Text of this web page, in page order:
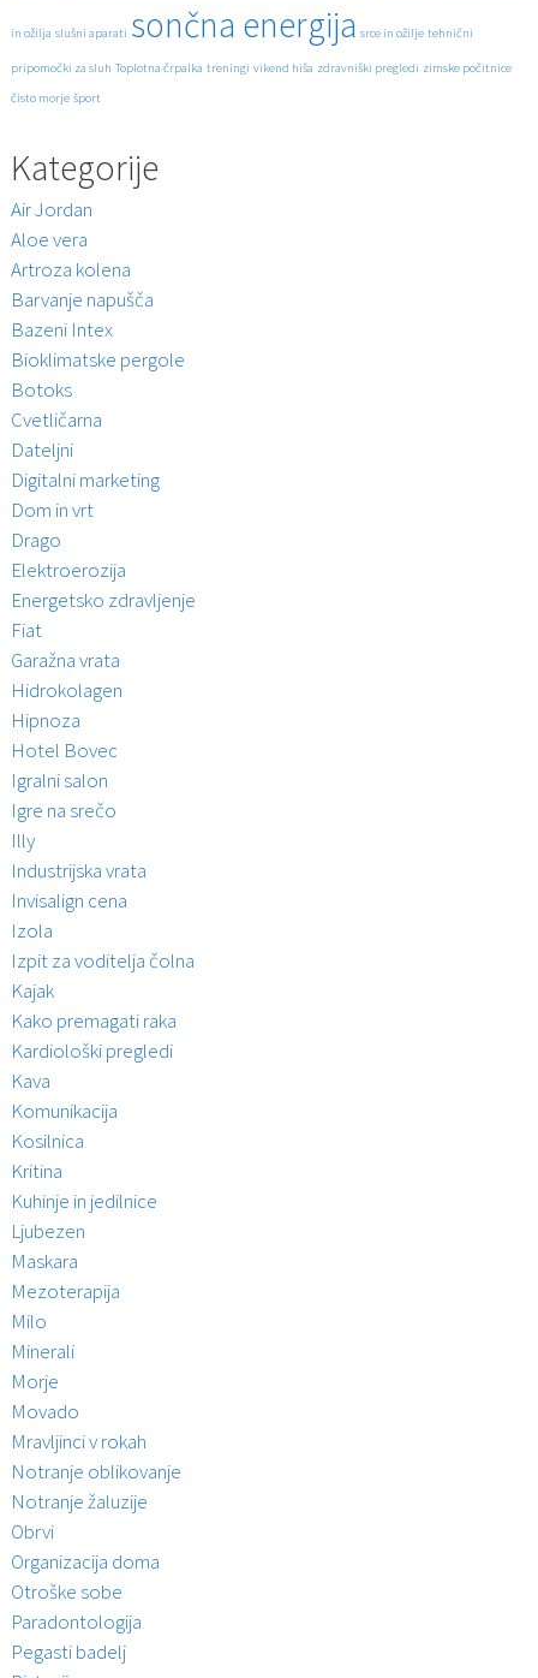
in ožilja slušni aparati sončna energija srce in ožilje tehnični
pripomočki za sluh Toplotna črpalka treningi vikend hiša zdravniški pregledi zimske počitnice
čisto morje šport
Kategorije
Air Jordan
Aloe vera
Artroza kolena
Barvanje napušča
Bazeni Intex
Bioklimatske pergole
Botoks
Cvetličarna
Dateljni
Digitalni marketing
Dom in vrt
Drago
Elektroerozija
Energetsko zdravljenje
Fiat
Garažna vrata
Hidrokolagen
Hipnoza
Hotel Bovec
Igralni salon
Igre na srečo
Illy
Industrijska vrata
Invisalign cena
Izola
Izpit za voditelja čolna
Kajak
Kako premagati raka
Kardiološki pregledi
Kava
Komunikacija
Kosilnica
Kritina
Kuhinje in jedilnice
Ljubezen
Maskara
Mezoterapija
Milo
Minerali
Morje
Movado
Mravljinci v rokah
Notranje oblikovanje
Notranje žaluzije
Obrvi
Organizacija doma
Otroške sobe
Paradontologija
Pegasti badelj